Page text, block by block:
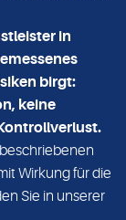
in
birgt:
keine
Wirkung für die
Sie in unserer